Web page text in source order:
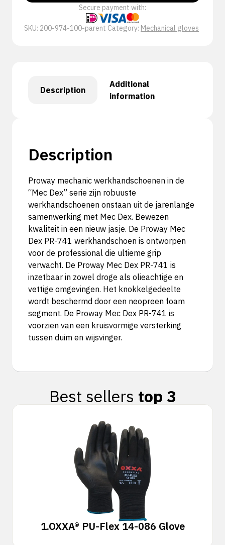
Secure payment with:
SKU: 200-974-100-parent Category: Mechanical gloves
Description
Additional
information
Description
Proway mechanic werkhandschoenen in de
“Mec Dex” serie zijn robuuste
werkhandschoenen onstaan uit de jarenlange
samenwerking met Mec Dex. Bewezen
kwaliteit in een nieuw jasje. De Proway Mec
Dex PR-741 werkhandschoen is ontworpen
voor de professional die ultieme grip
verwacht. De Proway Mec Dex PR-741 is
inzetbaar in zowel droge als olieachtige en
vettige omgevingen. Het knokkelgedeelte
wordt beschermd door een neopreen foam
segment. De Proway Mec Dex PR-741 is
voorzien van een kruisvormige versterking
tussen duim en wijsvinger.
Best sellers top 3
1.OXXA® PU-Flex 14-086 Glove